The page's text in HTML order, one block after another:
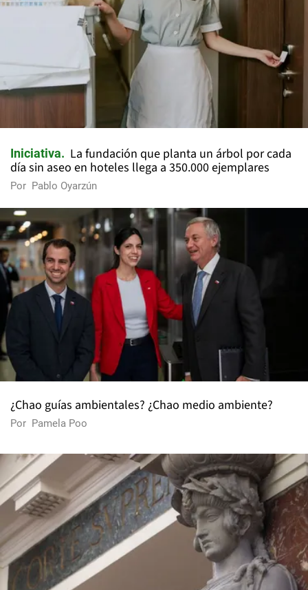
Iniciativa
La fundación que planta un árbol por cada
día sin aseo en hoteles llega a 350.000 ejemplares
Por Pablo Oyarzún
¿Chao guías ambientales? ¿Chao medio ambiente?
Por Pamela Poo